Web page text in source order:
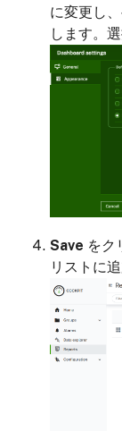
に変更し
します。
Save をク
リストに